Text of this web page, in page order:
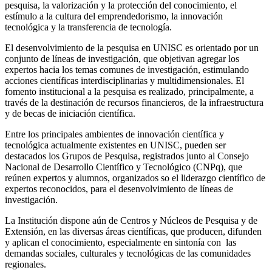
pesquisa, la valorización y la protección del conocimiento, el
estímulo a la cultura del emprendedorismo, la innovación
tecnológica y la transferencia de tecnología.
El desenvolvimiento de la pesquisa en UNISC es orientado por un
conjunto de líneas de investigación, que objetivan agregar los
expertos hacia los temas comunes de investigación, estimulando
acciones científicas interdisciplinarias y multidimensionales. El
fomento institucional a la pesquisa es realizado, principalmente, a
través de la destinación de recursos financieros, de la infraestructura
y de becas de iniciación científica.
Entre los principales ambientes de innovación científica y
tecnológica actualmente existentes en UNISC, pueden ser
destacados los Grupos de Pesquisa, registrados junto al Consejo
Nacional de Desarrollo Científico y Tecnológico (CNPq), que
reúnen expertos y alumnos, organizados so el liderazgo científico de
expertos reconocidos, para el desenvolvimiento de líneas de
investigación.
La Institución dispone aún de Centros y Núcleos de Pesquisa y de
Extensión, en las diversas áreas científicas, que producen, difunden
y aplican el conocimiento, especialmente en sintonía con las
demandas sociales, culturales y tecnológicas de las comunidades
regionales.